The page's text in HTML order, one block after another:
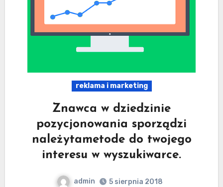
reklama i marketing
Znawca w dziedzinie
pozycjonowania sporządzi
należytametode do twojego
interesu w wyszukiwarce.
admin
5 sierpnia 2018